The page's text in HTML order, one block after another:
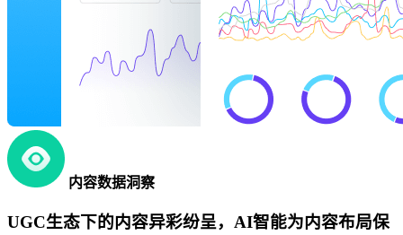
内容数据洞察
UGC生态下的内容异彩纷呈，AI智能为内容布局保